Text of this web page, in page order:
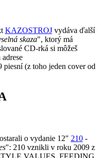
KAZOSTROJvydáva ďalší
skaza", ktorý má
CD-rká si môžeš
piesní (z toho jeden cover od
o vydanie 12" 210-
": 210 vznikli v roku 2009 z
VALUES, FEEDING